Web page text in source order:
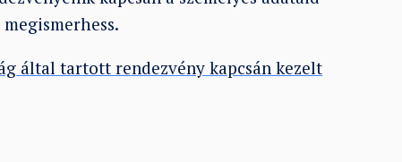
által tartott rendezvény kapcsán kezelt